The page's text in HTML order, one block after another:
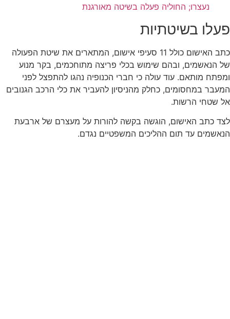
נעצרו; החוליה פעלה בשיטה מאורגנת
פעלו בשיטתיות
כתב האישום כולל 11 סעיפי אישום, המתארים את שיטת הפעולה
של הנאשמים, ובהם שימוש בכלי פריצה מתוחכמים, בקר מנוע
ומפתח מותאם. עוד עולה כי חברי הכנופיה נהגו להתפצל לפני
המעבר במחסומים, כחלק מהניסיון להעביר את כלי הרכב הגנובים
אל שטחי הרשות.
לצד כתב האישום, הוגשה בקשה להורות על מעצרם של ארבעת
הנאשמים עד תום ההליכים המשפטיים נגדם.